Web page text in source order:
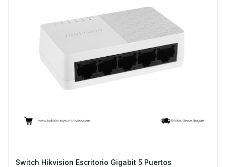
Switch Hikvision Escritorio Gigabit 5 Puertos